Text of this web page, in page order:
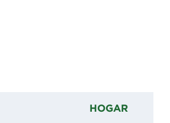
HOGAR